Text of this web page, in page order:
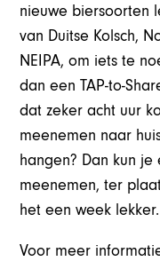
nieuwe biersoorten
van Duitse Kolsch,
NEIPA, om iets te
dan een TAP-to-
dat zeker acht uur
meenemen naar
hangen? Dan kun
meenemen, ter
het een week lekker.
Voor meer